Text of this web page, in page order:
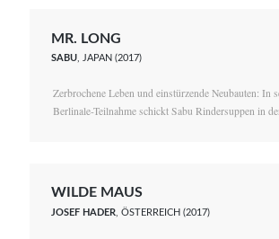
MR. LONG
SABU, JAPAN (2017)
Zerbrochene Leben und einstürzende Neubauten: In
Berlinale-Teilnahme schickt Sabu Rindersuppen in
WILDE MAUS
JOSEF HADER , ÖSTERREICH (2017)